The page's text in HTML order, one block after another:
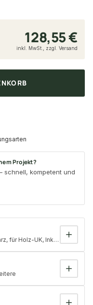
für Holz-UK, Inklusive 185
128,55 €
inkl. MwSt., zzgl. Versand
Projekt?
schnell, kompetent und